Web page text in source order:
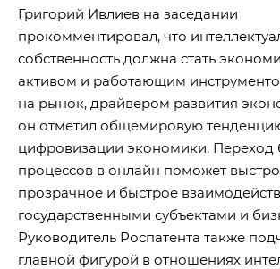
Григорий Ивлиев на заседании
прокомментировал, что
собственность должна стать
активом и работающим
на рынок, драйвером развития
он отметил общемировую
цифровизации экономики. Переход
процессов в онлайн поможет
прозрачное и быстрое
государственными субъектами и
Руководитель Роспатента также
главной фигурой в отношениях